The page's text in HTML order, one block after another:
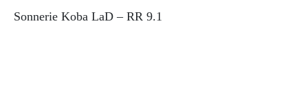
Sonnerie Koba LaD – RR 9.1